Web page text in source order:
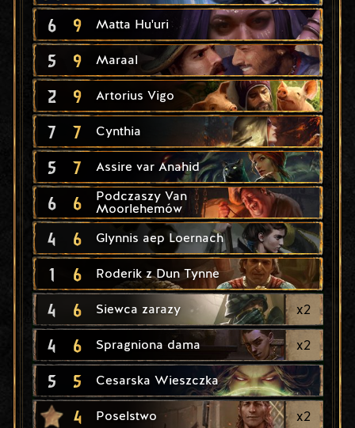
6 9 Matta Hu'uri
5 9 Maraal
2 9 Artorius Vigo
7 7 Cynthia
5 7 Assire var Anahid
6 6
Podczaszy Van
Moorlehemów
4 6 Glynnis aep Loernach
1 6 Roderik z Dun Tynne
4 6 Siewca zarazy x2
4 6 Spragniona dama x2
5 5 Cesarska Wieszczka
4 Poselstwo x2